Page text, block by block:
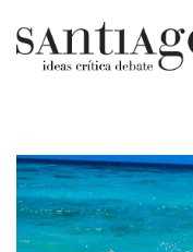
Actualidad
Archivo Cenfoto-UDP
Arquetipos de situación